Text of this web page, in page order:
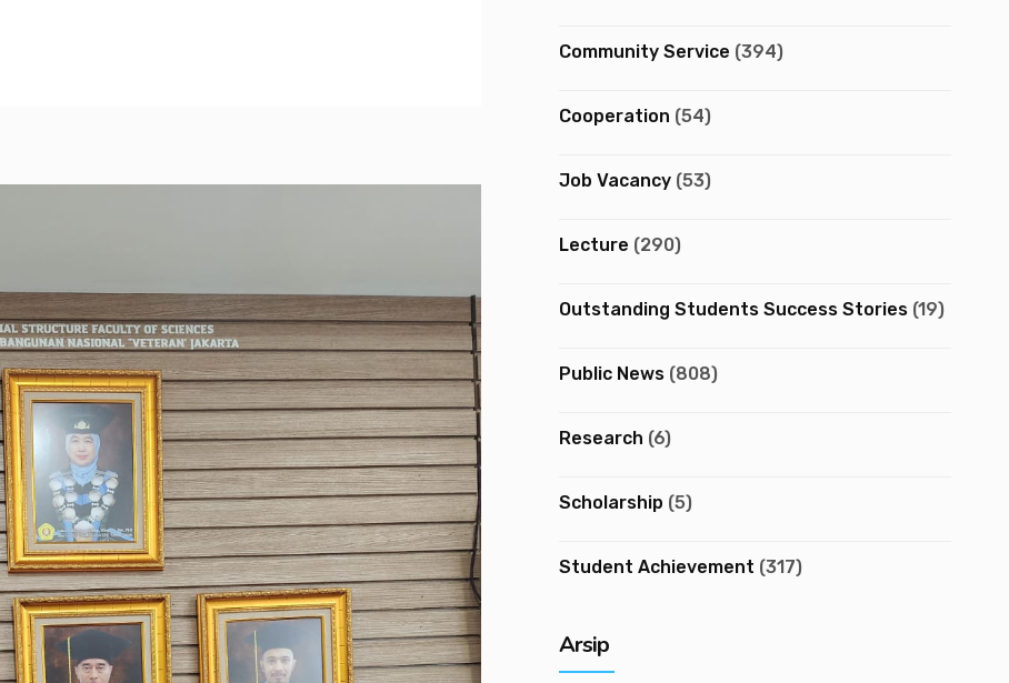
Community Service (394)
Cooperation (54)
Job Vacancy(53)
Lecture (290)
Outstanding Students Success Stories(19)
Public News(808)
Research (6)
Scholarship (5)
Student Achievement (317)
Arsip